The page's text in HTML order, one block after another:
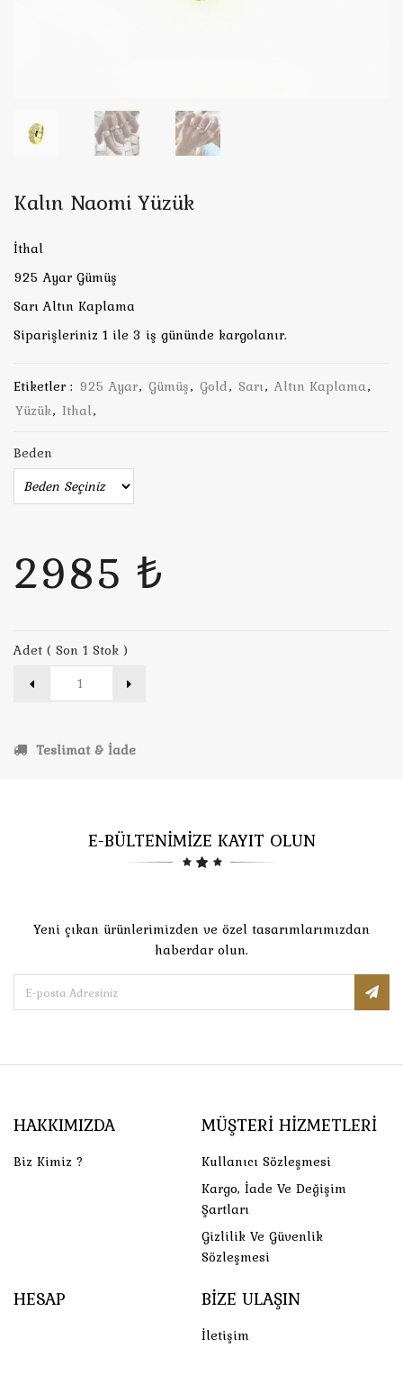
Kalın Naomi Yüzük
İthal
925 Ayar Gümüş
Sarı Altın Kaplama
Siparişleriniz 1 ile 3 iş gününde kargolanır.
Etiketler : 925 Ayar, Gümüş, Gold, Sarı, Altın Kaplama,
Yüzük, Ithal,
Beden
2985 ₺
Adet ( Son 1 Stok )
Teslimat & İade
E-BÜLTENİMİZE KAYIT OLUN
Yeni çıkan ürünlerimizden ve özel tasarımlarımızdan
haberdar olun.
HAKKIMIZDA
Biz Kimiz ?
MÜŞTERI HIZMETLERI
Kullanıcı Sözleşmesi
Kargo, İade Ve Değişim
Şartları
Gizlilik Ve Güvenlik
Sözleşmesi
HESAP BIZE ULAŞIN
İletişim